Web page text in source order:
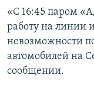
«С 16:45 паром
работу на линии
невозможности
автомобилей на
сообщении.